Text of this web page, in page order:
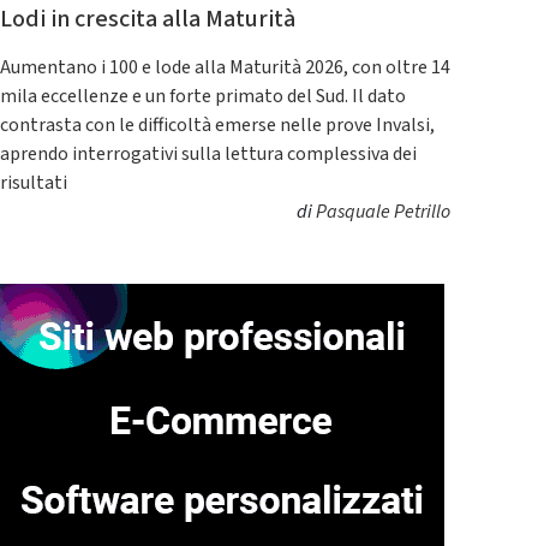
Lodi in crescita alla Maturità
Aumentano i 100 e lode alla Maturità 2026, con oltre 14
mila eccellenze e un forte primato del Sud. Il dato
contrasta con le difficoltà emerse nelle prove Invalsi,
aprendo interrogativi sulla lettura complessiva dei
risultati
diPasquale Petrillo